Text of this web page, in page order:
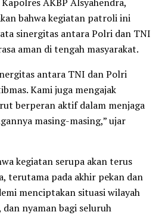
bahwa kegiatan patroli ini
sinergitas antara Polri dan TNI
aman di tengah masyarakat.
antara TNI dan Polri
Kami juga mengajak
berperan aktif dalam menjaga
masing-masing,” ujar
kegiatan serupa akan terus
terutama pada akhir pekan dan
menciptakan situasi wilayah
nyaman bagi seluruh